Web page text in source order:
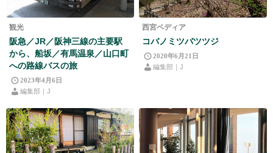
観光
阪急／JR／阪神三線の主要駅
から、船坂／有馬温泉／山口町
への路線バスの旅
2023年4月6日
編集部｜J
西宮ペディア
コバノミツバツツジ
2020年6月21日
編集部｜J